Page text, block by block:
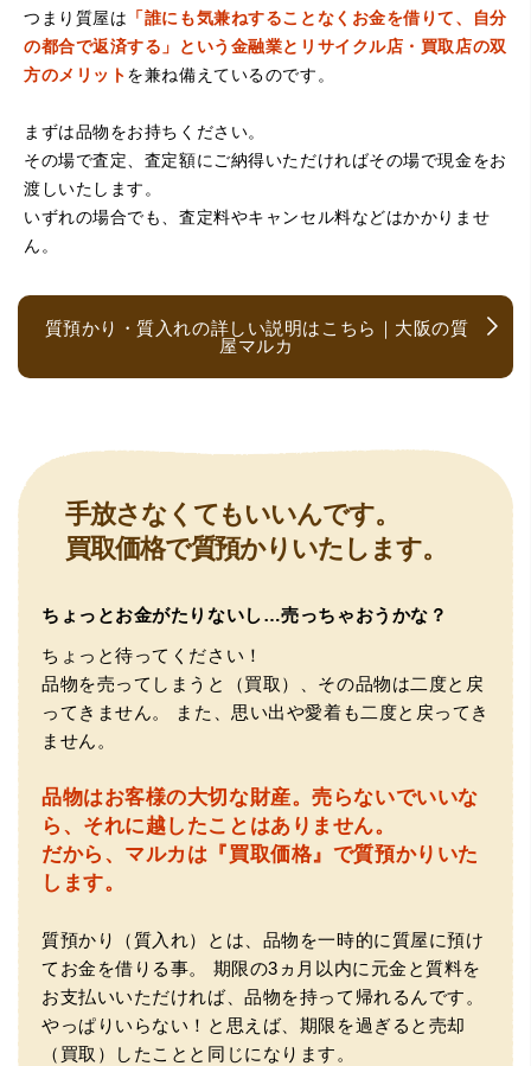
（京都府亀岡市）他店舗にも行きましたが、対応の方があ
まりお売りしたくないと思ったので、やめました。こちら
は電話対応からも誠実な印象でしたので、こちらでお売り
しようと思っておりました。この度はありがとうございま
す。
（大阪府大阪市）とても宝石に詳しく、また中古市場の仕
組みもお教えいただけ嬉しかったです。鑑別も素早く驚き
ました。宜しくお願いいたします。(楽器等、様々なジャン
ルに詳しいの流石の一言に尽きます)
（大阪府門真市）他店ではメール見積もりの時点で数千
円〜1万程度の見積もりでしたが、こちらのメールでの見積
もりは倍以上ちがうので利用させて頂きました。 対応も丁
寧で良かったです。
つまり質屋は 「誰にも気兼ねすることなくお金を借りて、自分
の都合で返済する」という金融業とリサイクル店・買取店の双
方のメリットを兼ね備えているのです。
まずは品物をお持ちください。
その場で査定、査定額にご納得いただければその場で現金をお
渡しいたします。
いずれの場合でも、査定料やキャンセル料などはかかりませ
ん。
質預かり・質入れの詳しい説明はこちら｜大阪の質
屋マルカ
手放さなくてもいいんです。
買取価格で質預かりいたします。
ちょっとお金がたりないし…売っちゃおうかな？
ちょっと待ってください！
品物を売ってしまうと（買取）、その品物は二度と戻
ってきません。
また、思い出や愛着も二度と戻ってき
ません。
品物はお客様の大切な財産。売らないでいいな
ら、それに越したことはありません。
だから、マルカは『買取価格』で質預かりいた
します。
質預かり（質入れ）とは、品物を一時的に質屋に預け
てお金を借りる事。
期限の3ヵ月以内に元金と質料を
お支払いいただければ、品物を持って帰れるんです。
やっぱりいらない！と思えば、期限を過ぎると売却
（買取）したことと同じになります。